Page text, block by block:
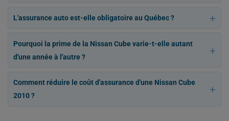
L'assurance auto est-elle obligatoire au Québec ?
Pourquoi la prime de la Nissan Cube varie-t-elle autant
d'une année à l'autre ?
Comment réduire le coût d'assurance d'une Nissan Cube
2010 ?